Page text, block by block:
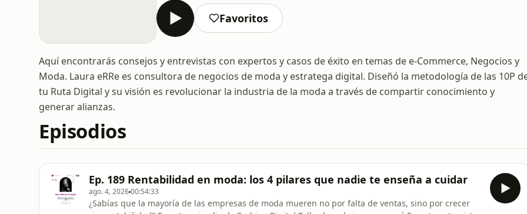
Favoritos
Aquí encontrarás consejos y entrevistas con expertos y casos de éxito en temas de e-Commerce, Negocios y
Moda. Laura eRRe es consultora de negocios de moda y estratega digital. Diseñó la metodología de las 10P
tu Ruta Digital y su visión es revolucionar la industria de la moda a través de compartir conocimiento y
generar alianzas.
Episodios
Ep. 189 Rentabilidad en moda: los 4 pilares que nadie te enseña a cuidar
ago. 4, 202600:54:33
¿Sabías que la mayoría de las empresas de moda mueren no por falta de ventas, sino por crecer